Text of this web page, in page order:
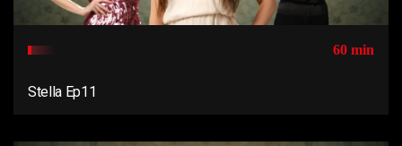
60 min
Stella Ep11